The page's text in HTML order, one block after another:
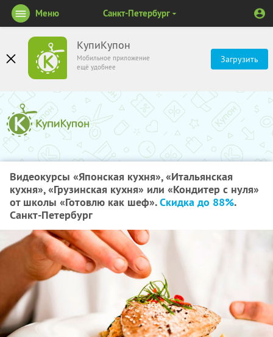
КупиКупон
Мобильное приложение
ещё удобнее
Загрузить
Меню Санкт-Петербург
Видеокурсы «Японская кухня», «Итальянская
кухня», «Грузинская кухня» или «Кондитер с нуля»
от школы «Готовлю как шеф».Скидка до 88%.
Санкт-Петербург